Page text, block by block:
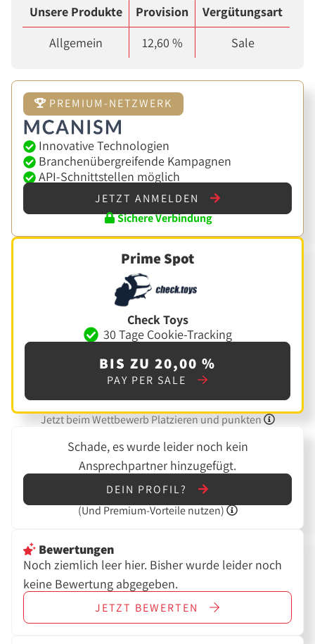
Unsere Produkte Provision
Vergütungsart
Allgemein
12,60 % Sale
PREMIUM-NETZWERK
Innovative Technologien
Branchenübergreifende Kampagnen
API-Schnittstellen möglich
JETZT ANMELDEN
Sichere Verbindung
Prime Spot
Check Toys
30 Tage Cookie-Tracking
BIS ZU 20,00 %
PAY PER SALE
Jetzt beim Wettbewerb Platzieren und punkten
Schade, es wurde leider noch kein
Ansprechpartner hinzugefügt.
DEIN PROFIL?
(Und Premium-Vorteile nutzen)
Bewertungen
Noch ziemlich leer hier. Bisher wurde leider noch
keine Bewertung abgegeben.
JETZT BEWERTEN